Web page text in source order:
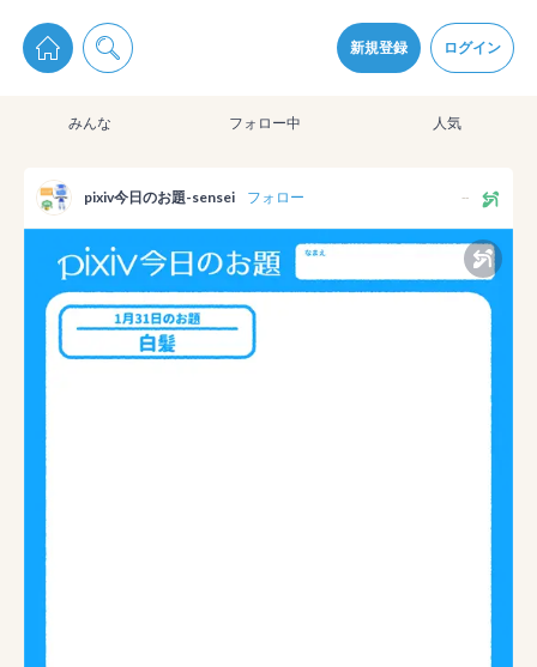
新規登録 ログイン
pixiv Sketchは2024年5月28日付で プライパシーポリシーを改定しました。
通知を受け取るにはここをクリックします
pixiv Sketchアプリでさらに快適に！
みんな フォロー中 人気
pixiv今日のお題-sensei フォロー --